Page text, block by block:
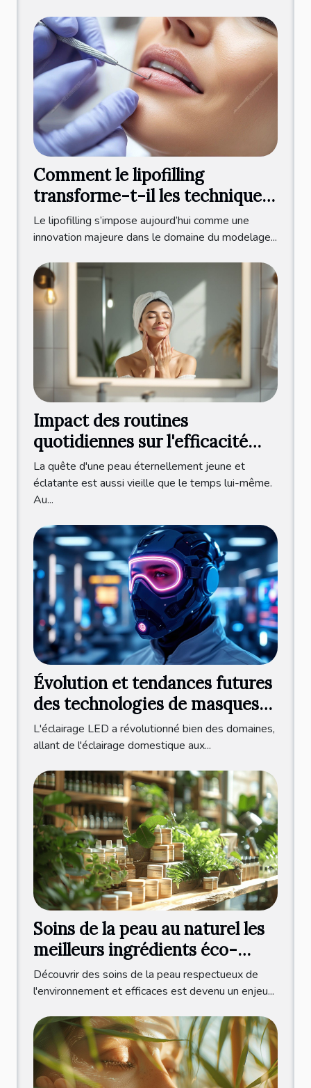
Comment le lipofilling
transforme-t-il les techniques
de modelage corporel ?
Le lipofilling s’impose aujourd’hui comme une
innovation majeure dans le domaine du modelage...
Impact des routines
quotidiennes sur l'efficacité
des sérums anti-âge
La quête d'une peau éternellement jeune et
éclatante est aussi vieille que le temps lui-même.
Au...
Évolution et tendances futures
des technologies de masques
LED
L'éclairage LED a révolutionné bien des domaines,
allant de l'éclairage domestique aux...
Soins de la peau au naturel les
meilleurs ingrédients éco-
responsables
Découvrir des soins de la peau respectueux de
l'environnement et efficaces est devenu un enjeu...